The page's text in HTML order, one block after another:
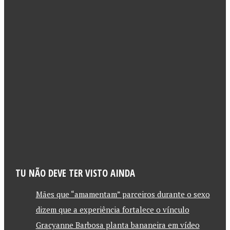
TU NÃO DEVE TER VISTO AINDA
Mães que “amamentam” parceiros durante o sexo
dizem que a experiência fortalece o vínculo
Gracyanne Barbosa planta bananeira em vídeo